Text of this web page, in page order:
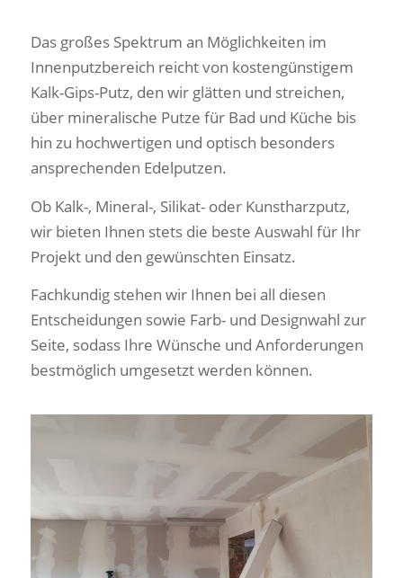
Das großes Spektrum an Möglichkeiten im
Innenputzbereich reicht von kostengünstigem
Kalk-Gips-Putz, den wir glätten und streichen,
über mineralische Putze für Bad und Küche bis
hin zu hochwertigen und optisch besonders
ansprechenden Edelputzen.
Ob Kalk-, Mineral-, Silikat- oder Kunstharzputz,
wir bieten Ihnen stets die beste Auswahl für Ihr
Projekt und den gewünschten Einsatz.
Fachkundig stehen wir Ihnen bei all diesen
Entscheidungen sowie Farb- und Designwahl zur
Seite, sodass Ihre Wünsche und Anforderungen
bestmöglich umgesetzt werden können.